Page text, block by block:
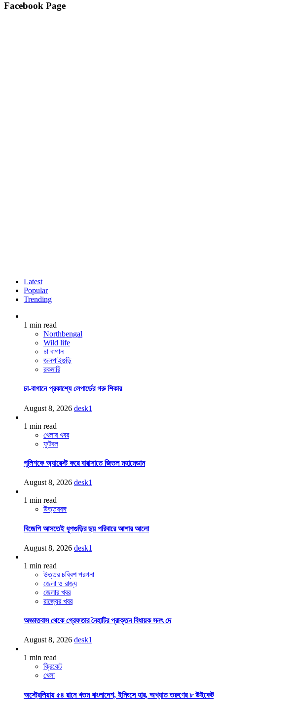
Facebook Page
Latest
Popular
Trending
1 min read
Northbengal
Wild life
চা বাগান
জলপাইগুড়ি
রকমারি
চা-বাগানে প্রকাশ্যে লেপার্ডের গরু শিকার
August 8, 2026 desk1
1 min read
খেলার খবর
ফুটবল
পুলিশকে অ্যারেস্ট করে বারাসাতে জিতল মহামেডান
August 8, 2026 desk1
1 min read
উত্তরবঙ্গ
বিজেপি আসতেই ধূপগুড়ির ছয় পরিবারে আশার আলো
August 8, 2026 desk1
1 min read
উত্তর চব্বিশ পরগনা
জেলা ও রাজ্য
জেলার খবর
রাজ্যের খবর
অজ্ঞাতবাস থেকে গ্রেফতার নৈহাটির প্রাক্তন বিধায়ক সনৎ দে
August 8, 2026 desk1
1 min read
ক্রিকেট
খেলা
অস্ট্রেলিয়ায় ৫৪ রানে খতম বাংলাদেশ, ইনিংসে হার, অখ্যাত তরুণের ৮ উইকেট